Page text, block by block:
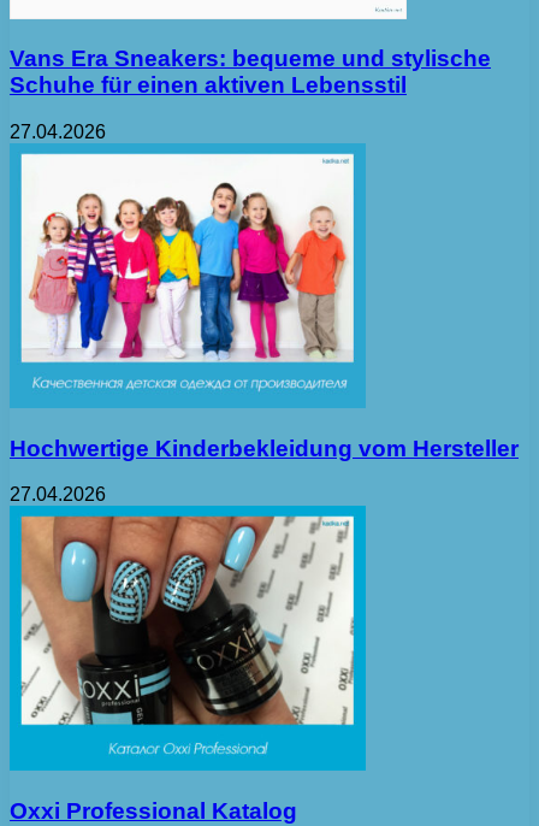
Vans Era Sneakers: bequeme und stylische
Schuhe für einen aktiven Lebensstil
27.04.2026
Hochwertige Kinderbekleidung vom Hersteller
27.04.2026
Oxxi Professional Katalog